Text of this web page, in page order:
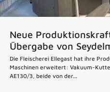
Neue
Übergabe von
Die Fleischerei Ellegast hat ihre
Maschinen erweitert: Vakuum-
AE130/3, beide von der...